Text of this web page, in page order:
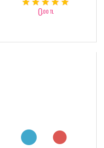
0,00 TL